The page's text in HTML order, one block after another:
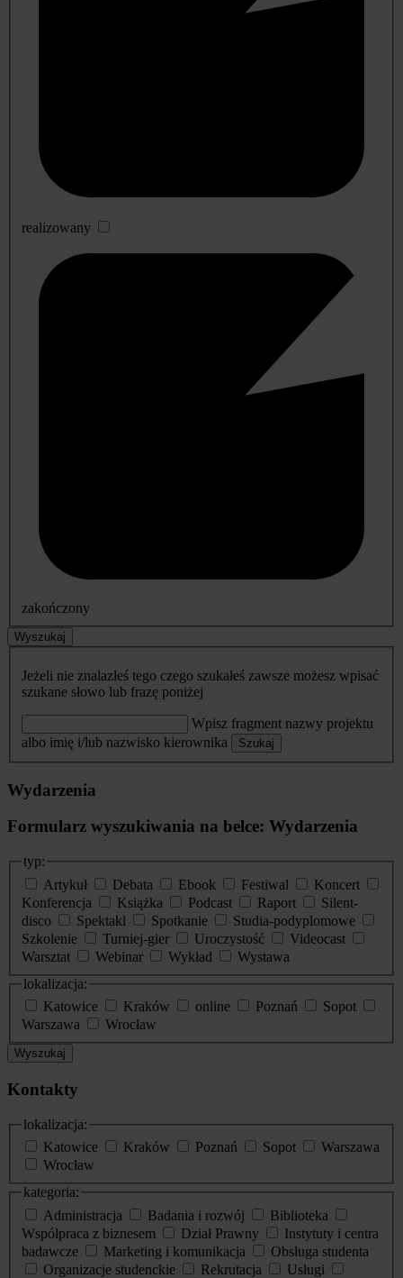
realizowany
zakończony
Wyszukaj
Jeżeli nie znalazłeś tego czego szukałeś zawsze możesz wpisać
szukane słowo lub frazę poniżej
Wpisz fragment nazwy projektu
albo imię i/lub nazwisko kierownika
Szukaj
Wydarzenia
Formularz wyszukiwania na belce: Wydarzenia
typ:
Artykuł
Debata Ebook Festiwal
Koncert
Konferencja
Książka Podcast Raport
Silent-
disco
Spektakl Spotkanie
Studia-podyplomowe
Szkolenie
Turniej-gier Uroczystość
Videocast
Warsztat
Webinar Wykład
Wystawa
lokalizacja:
Katowice
Kraków online Poznań
Sopot
Warszawa
Wrocław
Wyszukaj
Kontakty
lokalizacja:
Katowice
Kraków Poznań Sopot
Warszawa
Wrocław
kategoria:
Administracja
Badania i rozwój
Biblioteka
Współpraca z biznesem
Dział Prawny
Instytuty i centra
badawcze
Marketing i komunikacja
Obsługa studenta
Organizacje studenckie
Rekrutacja
Usługi